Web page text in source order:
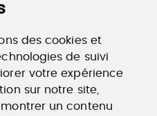
des cookies et
de suivi
votre expérience
sur notre site,
un contenu
784.000 visites et
formations aux métiers